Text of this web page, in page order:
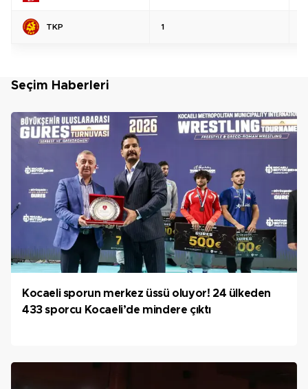
TKP 1
Seçim Haberleri
Kocaeli sporun merkez üssü oluyor! 24 ülkeden
433 sporcu Kocaeli’de mindere çıktı